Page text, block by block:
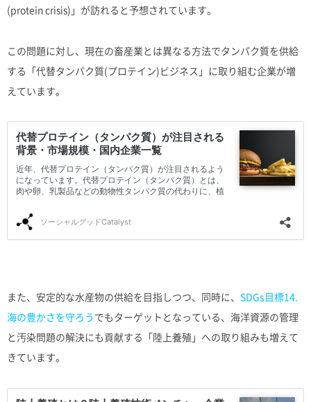
(protein crisis)」が訪れると予想されています。
この問題に対し、現在の畜産業とは異なる方法でタンパク質を供給
する「代替タンパク質(プロテイン)ビジネス」に取り組む企業が増
えています。
また、安定的な水産物の供給を目指しつつ、同時に、 SDGs目標14.
海の豊かさを守ろうでもターゲットとなっている、海洋資源の管理
と汚染問題の解決にも貢献する「陸上養殖」への取り組みも増えて
きています。